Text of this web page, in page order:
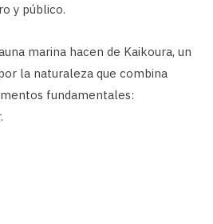
y público.
marina hacen de Kaikoura, un
la naturaleza que combina
fundamentales: